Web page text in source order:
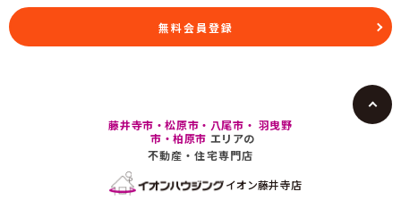
無料会員登録
藤井寺市・松原市・八尾市・ 羽曳野
市・柏原市 エリアの
不動産・住宅専門店
イオン藤井寺店